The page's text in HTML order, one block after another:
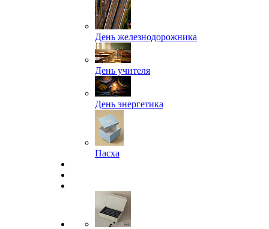
День железнодорожника
День учителя
День энергетика
Пасха